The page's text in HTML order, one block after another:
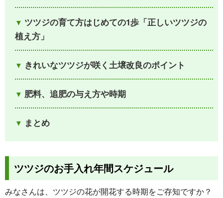
ツツジの育て方はじめての1歩「正しいツツジの
植え方」
きれいなツツジが咲く土壌改良のポイント
肥料、追肥の与え方や時期
まとめ
ツツジのお手入れ年間スケジュール
みなさんは、ツツジの花が開花する時期をご存知ですか？